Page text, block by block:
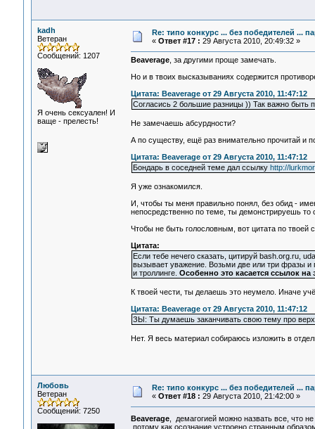
kadh
Ветеран
Сообщений: 1207
Я очень сексуален! И
ваще - прелесть!
Re: типо конкурс ... без победителей ...
« Ответ #17 : 29 Августа 2010, 20:49:32 »
Beaverage, за другими проще замечать.
Но и в твоих высказываниях содержится
Цитата: Beaverage от 29 Августа 2010, 11:47:12
Согласись 2 большие разницы )) Так важно быть
Не замечаешь абсурдности?
А по существу, ещё раз внимательно прочитай и
Цитата: Beaverage от 29 Августа 2010, 11:47:12
Бондарь в соседней теме дал ссылку http://
Я уже ознакомился.
И, чтобы ты меня правильно понял, без обид -
непосредственно по теме, ты демонстрируешь
Чтобы не быть голословным, вот цитата по твоей
Цитата:
Если тебе нечего сказать, цитируй bash.org.ru,
вызывает уважение. Возьми две или три фразы и
и троллинге. Особенно это касается ссылок на
К твоей чести, ты делаешь это неумело. Иначе
Цитата: Beaverage от 29 Августа 2010, 11:47:12
ЗЫ: Ты думаешь заканчивать свою тему про
Нет. Я весь материал собираюсь изложить в
Любовь
Ветеран
Сообщений: 7250
Re: типо конкурс ... без победителей ...
« Ответ #18 : 29 Августа 2010, 21:42:00 »
Beaverage, демагогией можно назвать все, что
потому как осознание устроено странным